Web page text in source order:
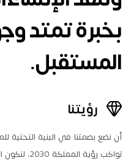
بخبرة تمتد
المستقبل.
رؤيتنا
أن نضع بصمتنا في البنية التحتية
تواكب رؤية